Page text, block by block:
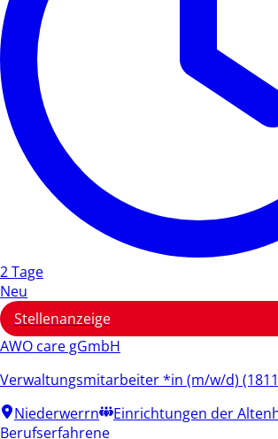
2 Tage
Neu
Stellenanzeige
AWO care gGmbH
Verwaltungsmitarbeiter *in (m/w/d)
Niederwerrn
Einrichtungen der
Berufserfahrene